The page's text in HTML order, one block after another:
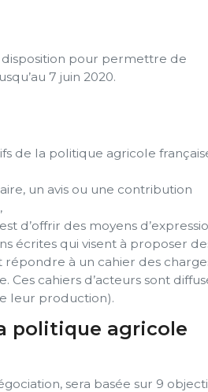
disposition pour permettre de
7 juin 2020.
de la politique agricole
un avis ou une contribution
d’offrir des moyens
écrites qui visent à proposer
répondre à un cahier des
Ces cahiers d’acteurs sont
leur production).
politique agricole
sera basée sur 9